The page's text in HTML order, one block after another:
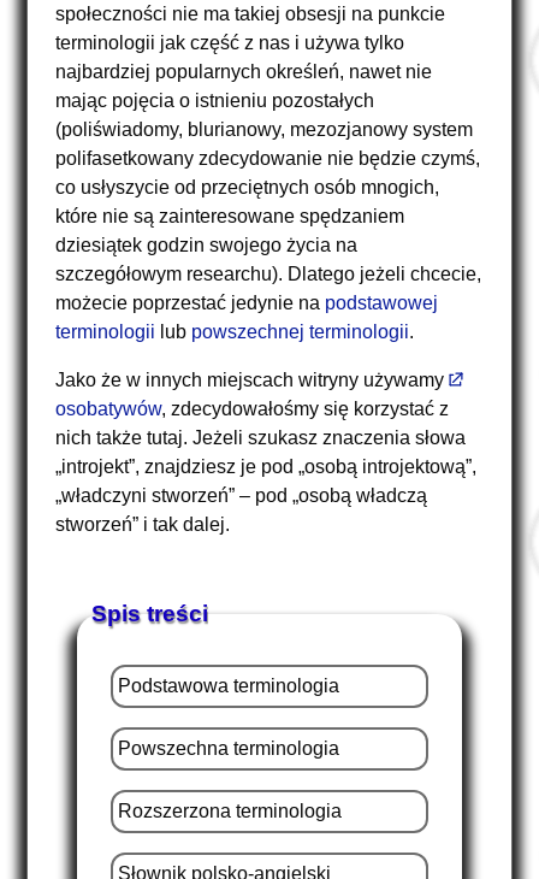
społeczności nie ma takiej obsesji na punkcie
terminologii jak część z nas i używa tylko
najbardziej popularnych określeń, nawet nie
mając pojęcia o istnieniu pozostałych
(poliświadomy, blurianowy, mezozjanowy system
polifasetkowany zdecydowanie nie będzie czymś,
co usłyszycie od przeciętnych osób mnogich,
które nie są zainteresowane spędzaniem
dziesiątek godzin swojego życia na
szczegółowym researchu). Dlatego jeżeli chcecie,
możecie poprzestać jedynie na podstawowej
terminologii lub powszechnej terminologii.
Jako że w innych miejscach witryny używamy
osobatywów, zdecydowałośmy się korzystać z
nich także tutaj. Jeżeli szukasz znaczenia słowa
„introjekt”, znajdziesz je pod „osobą introjektową”,
„władczyni stworzeń” – pod „osobą władczą
stworzeń” i tak dalej.
Spis treści
Podstawowa terminologia
Powszechna terminologia
Rozszerzona terminologia
Słownik polsko-angielski